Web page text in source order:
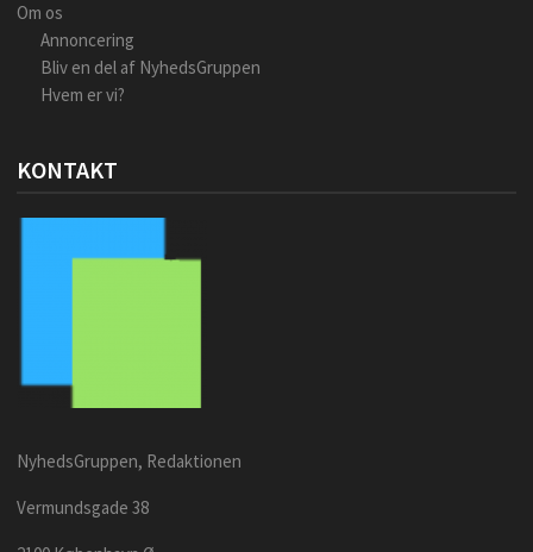
Om os
Annoncering
Bliv en del af NyhedsGruppen
Hvem er vi?
KONTAKT
NyhedsGruppen, Redaktionen
Vermundsgade 38